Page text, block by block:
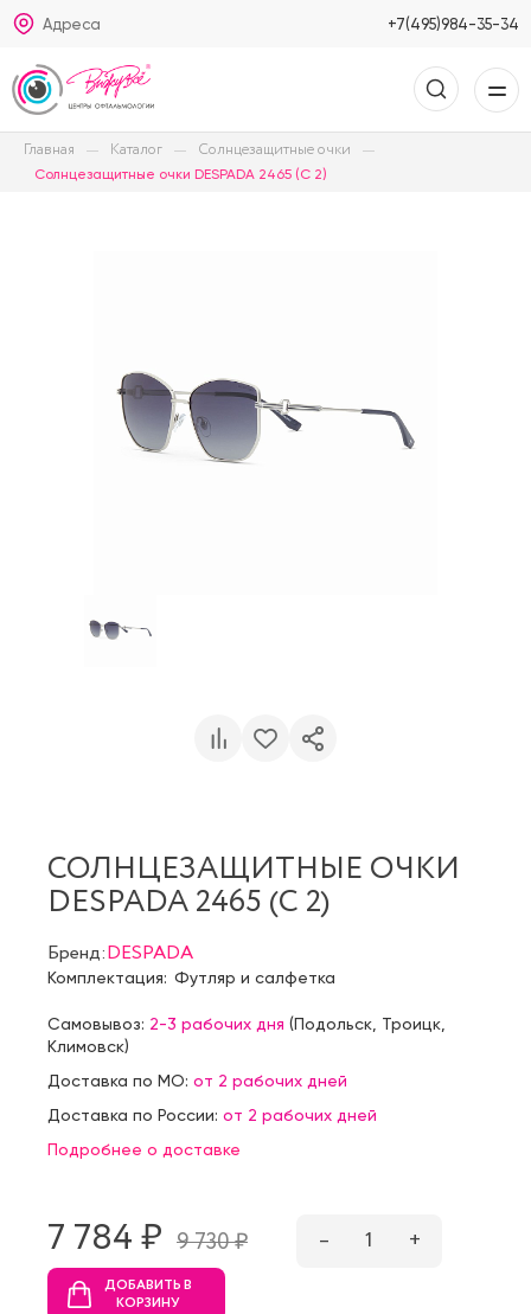
Адреса +7(495)984-35-34
Главная Каталог Солнцезащитные очки
Солнцезащитные очки DESPADA 2465 (C 2)
СОЛНЦЕЗАЩИТНЫЕ ОЧКИ
DESPADA 2465 (C 2)
Бренд:DESPADA
Комплектация: Футляр и салфетка
Самовывоз: 2-3 рабочих дня (Подольск Троицк
Климовск)
Доставка по МО: от 2 рабочих дней
Доставка по России: от 2 рабочих дней
Подробнее о доставке
7 784 ₷ 9 730 ₷ – 1 +
ДОБАВИТЬ В
КОРЗИНУ